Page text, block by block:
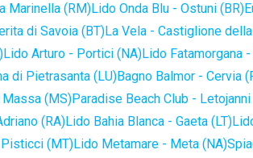
Marinella (RM)Lido Onda Blu - Ostuni (BR)
di Savoia (BT)La Vela - Castiglione
Lido Arturo - Portici (NA)Lido Fatamorgana
di Pietrasanta (LU)Bagno Balmor - Cervia
(MS)Paradise Beach Club -
(RA)Lido Bahia Blanca - Gaeta (LT)
(MT)Lido Metamare - Meta (NA)